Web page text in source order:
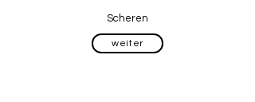
Scheren
weiter